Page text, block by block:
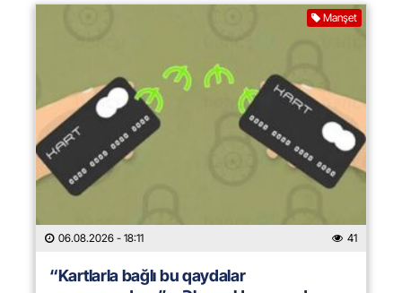
Manşet
06.08.2026 - 18:11 41
“Kartlarla bağlı bu qaydalar